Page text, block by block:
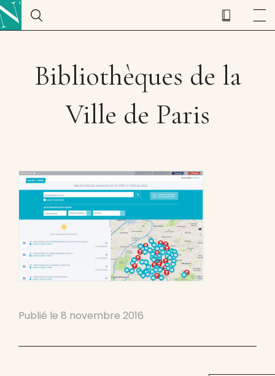
Bibliothèques de la
Ville de Paris
Publié le 8 novembre 2016